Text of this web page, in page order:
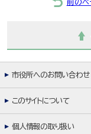
前のペ
市役所へのお問い合わせ
このサイトについて
個人情報の取り扱い